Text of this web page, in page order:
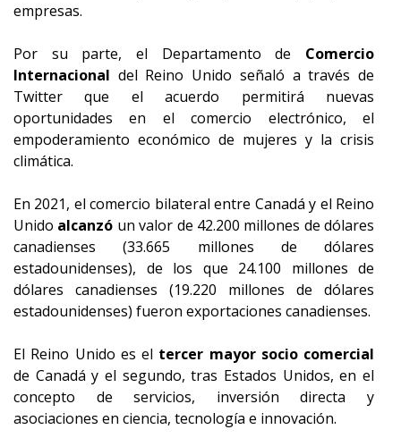
empresas.
Por su parte, el Departamento de Comercio
Internacional del Reino Unido señaló a través de
Twitter que el acuerdo permitirá nuevas
oportunidades en el comercio electrónico, el
empoderamiento económico de mujeres y la crisis
climática.
En 2021, el comercio bilateral entre Canadá y el Reino
Unido alcanzó un valor de 42.200 millones de dólares
canadienses (33.665 millones de dólares
estadounidenses), de los que 24.100 millones de
dólares canadienses (19.220 millones de dólares
estadounidenses) fueron exportaciones canadienses.
El Reino Unido es el tercer mayor socio comercial
de Canadá y el segundo, tras Estados Unidos, en el
concepto de servicios, inversión directa y
asociaciones en ciencia, tecnología e innovación.